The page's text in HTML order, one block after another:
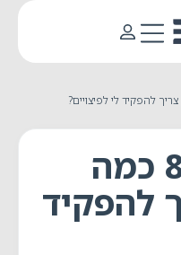
6% או 8.33% כמה
להפקיד